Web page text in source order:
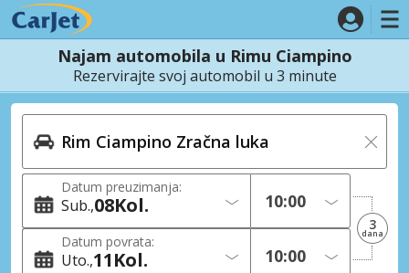
Najam automobila u Rimu Ciampino
Rezervirajte svoj automobil u 3 minute
Datum preuzimanja:
Sub. 08Kol.
Datum povrata:
Uto. 11Kol.
3
dana